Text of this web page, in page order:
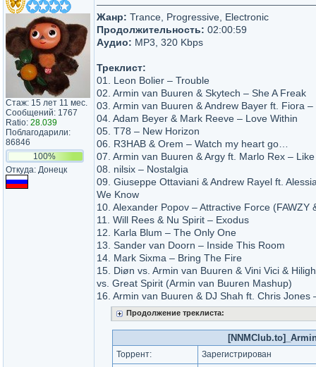
Стаж: 15 лет 11 мес.
Сообщений: 1767
Ratio: 28.039
Поблагодарили:
86846
100%
Откуда: Донецк
Жанр: Trance, Progressive, Electronic
Продолжительность: 02:00:59
Аудио: MP3, 320 Kbps
Треклист:
01. Leon Bolier – Trouble
02. Armin van Buuren & Skytech – She A Freak
03. Armin van Buuren & Andrew Bayer ft. Fiora
04. Adam Beyer & Mark Reeve – Love Within
05. T78 – New Horizon
06. R3HAB & Orem – Watch my heart go…
07. Armin van Buuren & Argy ft. Marlo Rex – Like
08. nilsix – Nostalgia
09. Giuseppe Ottaviani & Andrew Rayel ft.
We Know
10. Alexander Popov – Attractive Force (FAWZY
11. Will Rees & Nu Spirit – Exodus
12. Karla Blum – The Only One
13. Sander van Doorn – Inside This Room
14. Mark Sixma – Bring The Fire
15. Diøn vs. Armin van Buuren & Vini Vici &
vs. Great Spirit (Armin van Buuren Mashup)
16. Armin van Buuren & DJ Shah ft. Chris Jones
Продолжение треклиста:
Торрент:
Зарегистрирован